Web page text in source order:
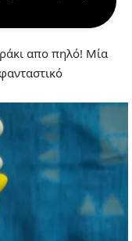
απο πηλό! Μία